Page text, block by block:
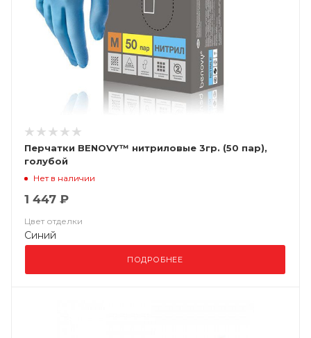
Перчатки BENOVY™ нитриловые 3гр. (50 пар),
голубой
Нет в наличии
1 447 ₽
Цвет отделки
Синий
ПОДРОБНЕЕ